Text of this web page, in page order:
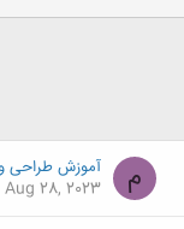
م
Aug 28, 2023